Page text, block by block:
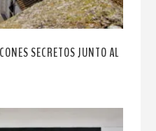
SECRETOS JUNTO AL